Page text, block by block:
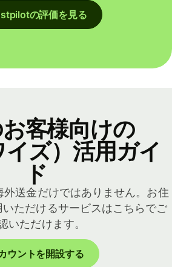
の評価を見る
客様向けの
ズ）活用ガイ
ド
送金だけではありません。お住
いただけるサービスはこちらでご
いただけます。
ウントを開設する